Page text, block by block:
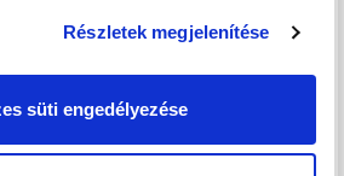
Részletek megjelenítése
süti engedélyezése
vízparti, 4 szintes , 3 szobás, nagy
luxusapartmanjait, örök
területen, 50% zöldterület és saját